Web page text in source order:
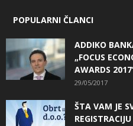
POPULARNI ČLANCI
ADDIKO
„FOCUS
AWARDS
29/05/2017
ŠTA VAM JE